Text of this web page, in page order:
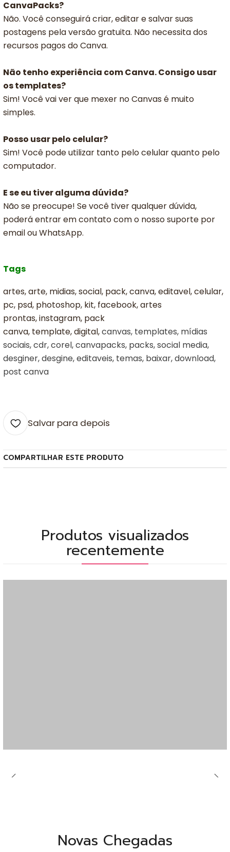
CanvaPacks?
Não. Você conseguirá criar, editar e salvar suas
postagens pela versão gratuita. Não necessita dos
recursos pagos do Canva.
Não tenho experiência com Canva. Consigo usar
os templates?
Sim! Você vai ver que mexer no Canvas é muito
simples.
Posso usar pelo celular?
Sim! Você pode utilizar tanto pelo celular quanto pelo
computador.
E se eu tiver alguma dúvida?
Não se preocupe! Se você tiver qualquer dúvida,
poderá entrar em contato com o nosso suporte por
email ou WhatsApp.
Tags
artes, arte, midias, social, pack, canva, editavel, celular,
pc, psd, photoshop, kit, facebook, artes
prontas, instagram, pack
canva, template, digital,canvas, templates, mídias
sociais, cdr, corel, canvapacks, packs, social media,
desginer, desgine, editaveis, temas, baixar, download,
post canva
Salvar para depois
COMPARTILHAR ESTE PRODUTO
Produtos visualizados
recentemente
Novas Chegadas